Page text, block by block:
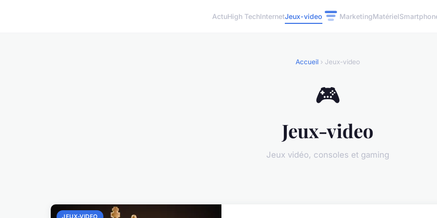
ActuHigh TechInternetJeux-video MarketingMatériel
Accueil › Jeux-video
🎮
Jeux-video
Jeux vidéo, consoles et gaming
JEUX-VIDEO